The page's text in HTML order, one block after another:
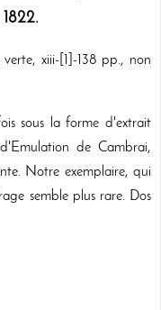
1822.
xiii-[1]-138 pp., non
sous la forme d'extrait
de Cambrai,
Notre exemplaire, qui
semble plus rare. Dos